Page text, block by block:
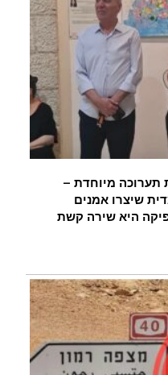
יפתח בשכונת
תערוכה מיוחדת –
שיצרו אמנים
היא שירה קשת